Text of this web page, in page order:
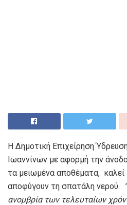
Η Δημοτική Επιχείρηση
Ιωαννίνων με αφορμή την
τα μειωμένα αποθέματα,
αποφύγουν τη σπατάλη νερού.
“
ανομβρία των τελευταίων